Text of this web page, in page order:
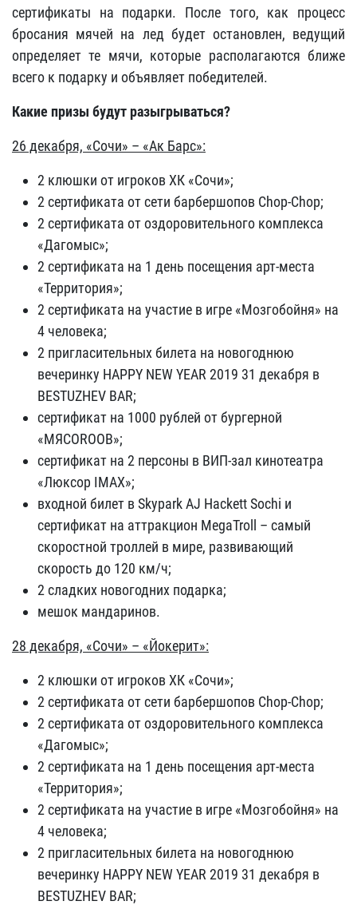
сертификаты на подарки. После того, как процесс
бросания мячей на лед будет остановлен, ведущий
определяет те мячи, которые располагаются ближе
всего к подарку и объявляет победителей.
Какие призы будут разыгрываться?
26 декабря, «Сочи» – «Ак Барс»:
2 клюшки от игроков ХК «Сочи»;
2 сертификата от сети барбершопов Chop-Сhop;
2 сертификата от оздоровительного комплекса
«Дагомыс»;
2 сертификата на 1 день посещения арт-места
«Территория»;
2 сертификата на участие в игре «Мозгобойня» на
4 человека;
2 пригласительных билета на новогоднюю
вечеринку HAPPY NEW YEAR 2019 31 декабря в
BESTUZHEV BAR;
сертификат на 1000 рублей от бургерной
«МЯСОROOB»;
сертификат на 2 персоны в ВИП-зал кинотеатра
«Люксор IMAX»;
входной билет в Skypark AJ Hackett Sochi и
сертификат на аттракцион MegaTroll – самый
скоростной троллей в мире, развивающий
скорость до 120 км/ч;
2 сладких новогодних подарка;
мешок мандаринов.
28 декабря, «Сочи» – «Йокерит»:
2 клюшки от игроков ХК «Сочи»;
2 сертификата от сети барбершопов Chop-Сhop;
2 сертификата от оздоровительного комплекса
«Дагомыс»;
2 сертификата на 1 день посещения арт-места
«Территория»;
2 сертификата на участие в игре «Мозгобойня» на
4 человека;
2 пригласительных билета на новогоднюю
вечеринку HAPPY NEW YEAR 2019 31 декабря в
BESTUZHEV BAR;